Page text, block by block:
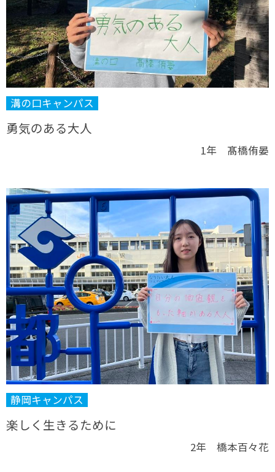
溝の口キャンパス
勇気のある大人
1年 髙橋侑晏
静岡キャンパス
楽しく生きるために
2年 橋本百々花